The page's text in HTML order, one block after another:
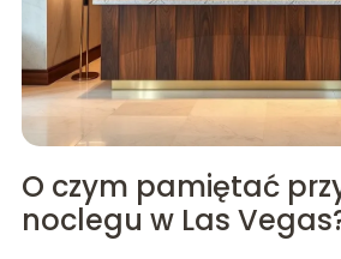
O czym pamiętać
noclegu w Las